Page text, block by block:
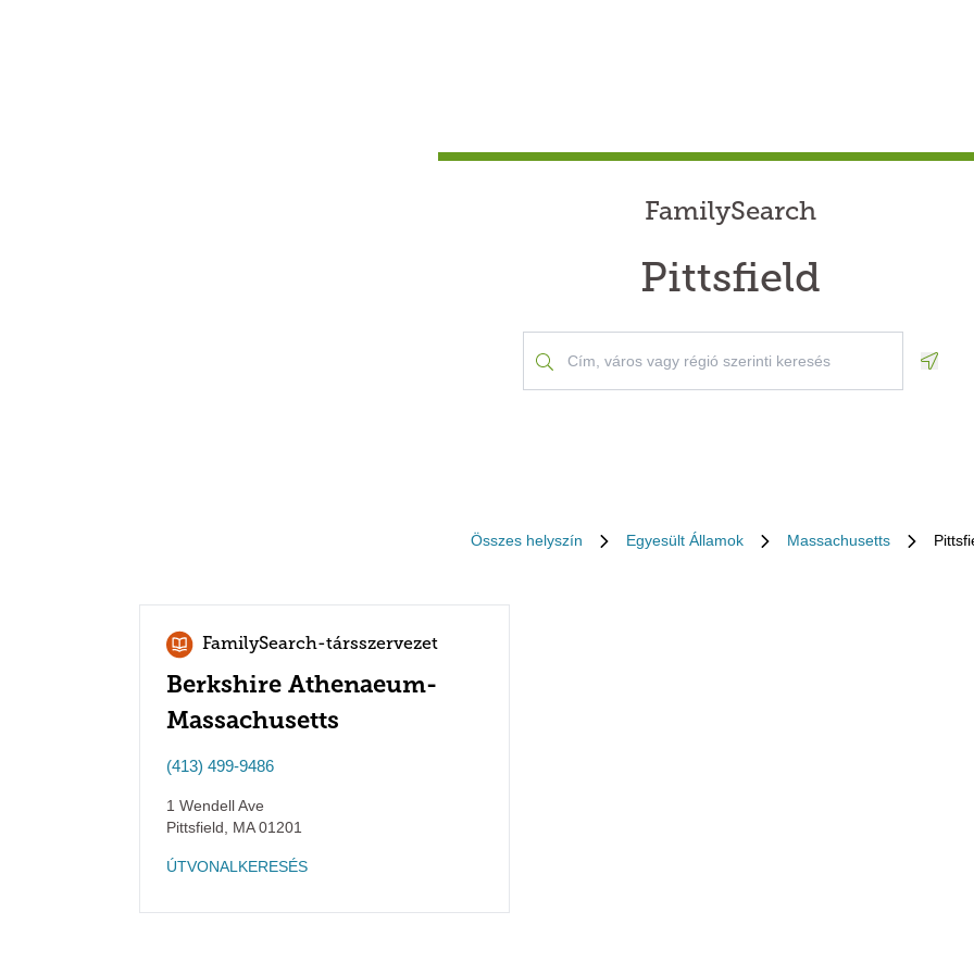
FamilySearch
Pittsfield
Összes helyszín Egyesült Államok Massachusetts
FamilySearch-társszervezet
Berkshire Athenaeum-
Massachusetts
(413) 499-9486
1 Wendell Ave
Pittsfield
MA01201
ÚTVONALKERESÉS